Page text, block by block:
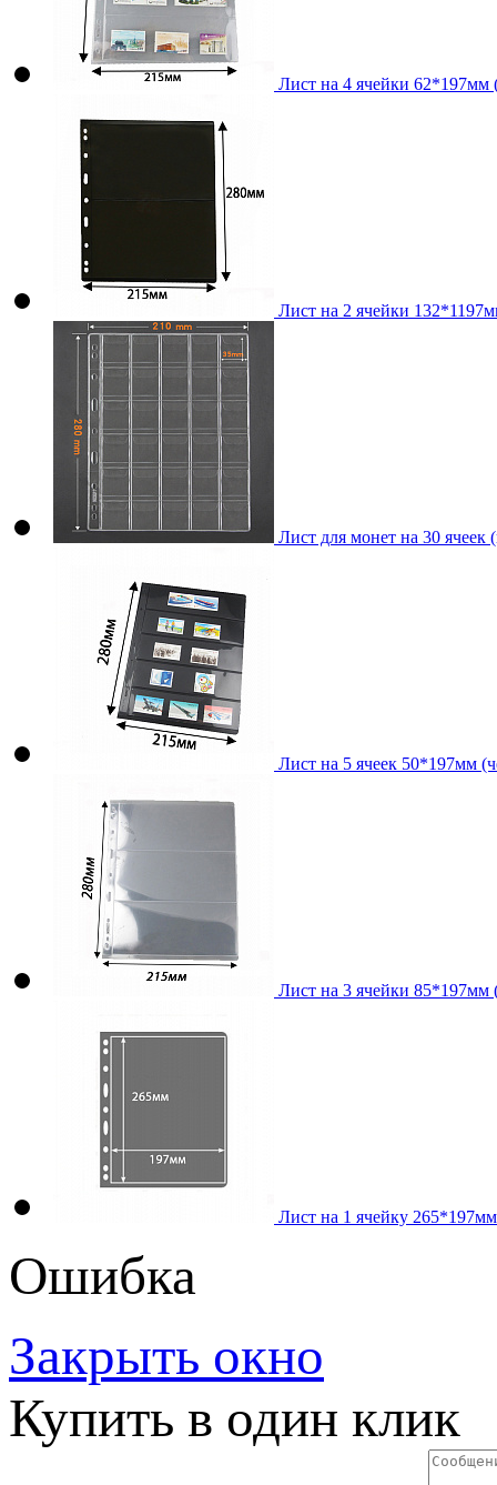
Лист на 4 ячейки 62*197мм
Лист на 2 ячейки
Лист для монет на 30
Лист на 5 ячеек 50*197мм
Лист на 3 ячейки 85*197мм
Лист на 1 ячейку
Ошибка
Закрыть окно
Купить в один клик